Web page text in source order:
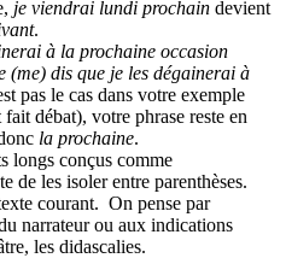
je viendrai lundi prochain devient
.
à la prochaine occasion
(me) dis que je les dégainerai à
pas le cas dans votre exemple
débat), votre phrase reste en
la prochaine.
longs conçus comme
de les isoler entre parenthèses.
courant. On pense par
narrateur ou aux indications
les didascalies.